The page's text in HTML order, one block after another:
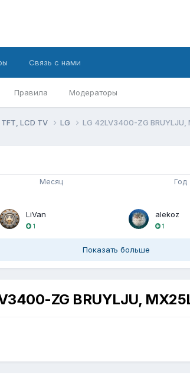
Правила Модераторы
Связь с нами
LCD TV LG LG 42LV3400-ZG BRUYLJU,
Месяц Год
LiVan
1
alekoz
1
Показать больше
ZG BRUYLJU,